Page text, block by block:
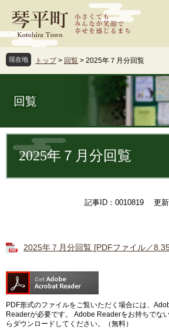
ジ
先
頭
ュ
を
飛
文
現在地 トップ > 回覧 > 2025年７月分回覧
回覧
文 2025年７月分回覧
記事ID：0010819 更
2025年７月分回覧 [PDFファイル／
PDF形式のファイルをご覧いただく場合には、
Readerが必要です。
Adobe Readerをお持ちでな
らダウンロードしてください。（無料）